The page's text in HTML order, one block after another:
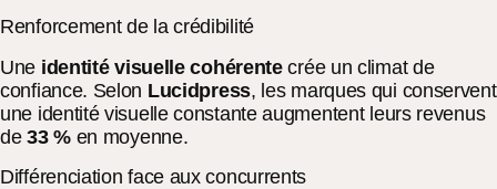
Renforcement de la crédibilité
Une identité visuelle cohérentecrée un climat de
confiance. Selon Lucidpress, les marques qui conservent
une identité visuelle constante augmentent leurs revenus
de33 % en moyenne.
Différenciation face aux concurrents